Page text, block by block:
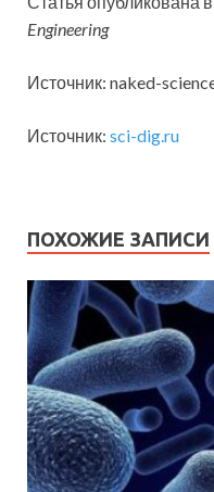
Engineering
Источник: naked-
Источник: sci-dig.ru
ПОХОЖИЕ ЗАПИСИ